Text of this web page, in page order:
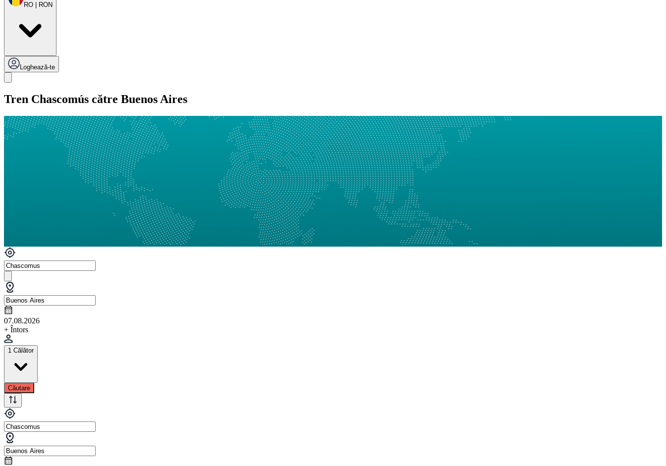
RO | RON
Loghează-te
Tren Chascomús către Buenos Aires
07.08.2026
+ Întors
1 Călător
Căutare